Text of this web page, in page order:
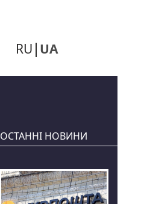
RU UA
ОСТАННІ НОВИНИ